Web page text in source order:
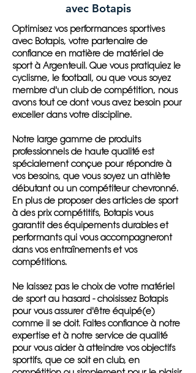
avec Botapis
Optimisez vos performances sportives
avec Botapis, votre partenaire de
confiance en matière de matériel de
sport à Argenteuil. Que vous pratiquiez le
cyclisme, le football, ou que vous soyez
membre d'un club de compétition, nous
avons tout ce dont vous avez besoin pour
exceller dans votre discipline.
Notre large gamme de produits
professionnels de haute qualité est
spécialement conçue pour répondre à
vos besoins, que vous soyez un athlète
débutant ou un compétiteur chevronné.
En plus de proposer des articles de sport
à des prix compétitifs, Botapis vous
garantit des équipements durables et
performants qui vous accompagneront
dans vos entraînements et vos
compétitions.
Ne laissez pas le choix de votre matériel
de sport au hasard - choisissez Botapis
pour vous assurer d'être équipé(e)
comme il se doit. Faites confiance à notre
expertise et à notre service de qualité
pour vous aider à atteindre vos objectifs
sportifs, que ce soit en club, en